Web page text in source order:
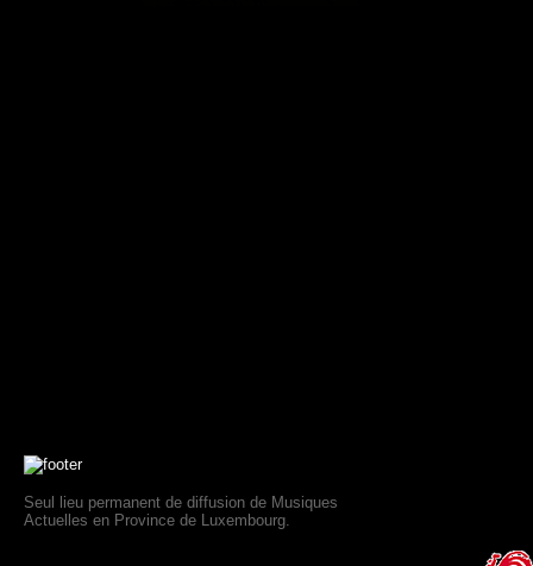
Seul lieu permanent de diffusion de Musiques
Actuelles en Province de Luxembourg.